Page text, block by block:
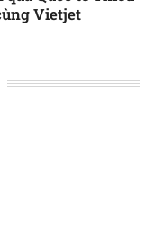
Vietjet